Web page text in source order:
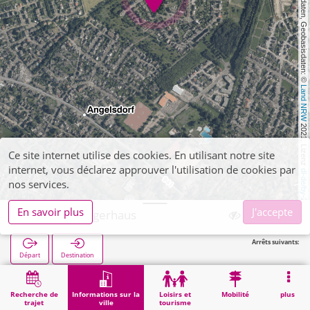
, Kartendaten, Geobasisdaten: ©
Land NRW
2021, Lizenz
dl-de/by-2-0
Recherche de
trajet
Informations sur la
ville
Loisirs et
tourisme
Mobilité plus
Elsdorf, Bürgerhaus
Départ Destination
Arrêts suivants:
Démarrage Informations sur la ville Administration Elsdorf, Bürgerhaus
Ce site internet utilise des cookies. En utilisant notre site
internet, vous déclarez approuver l'utilisation de cookies par
nos services.
En savoir plus
J'accepte